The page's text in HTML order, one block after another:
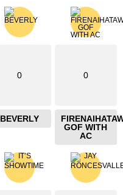
0
BEVERLY
0
GOF WITH
AC